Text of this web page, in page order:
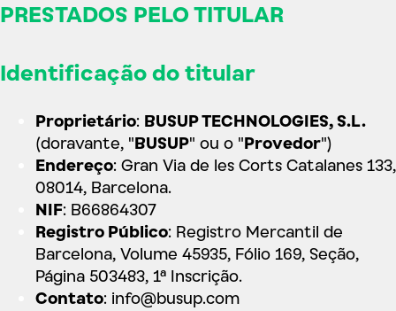
PRESTADOS PELO TITULAR
Identificação do titular
Proprietário: BUSUP TECHNOLOGIES, S.L.
(doravante, "BUSUP" ou o "Provedor")
Endereço: Gran Via de les Corts Catalanes 133,
08014, Barcelona.
NIF: B66864307
Registro Público: Registro Mercantil de
Barcelona, Volume 45935, Fólio 169, Seção,
Página 503483, 1ª Inscrição.
Contato: info@busup.com